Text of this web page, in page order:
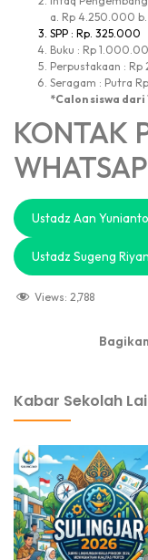
a. Rp 4.250.000
SPP : Rp. 325.000
Buku : Rp
Perpustakaan :
Seragam : Putra
*Calon siswa
KONTAK
Ustadz Aan
Ustadz Sugeng
Views: 2,788
Kabar Sekolah